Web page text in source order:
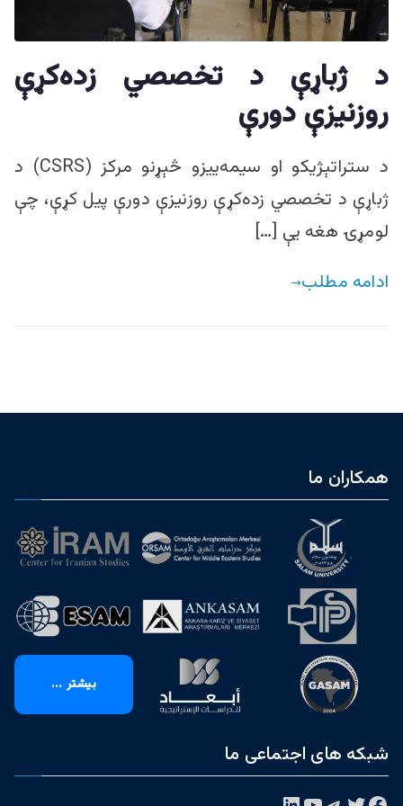
ییزو څېړنو
مرکز
د ژباړې د تخصصي زده‌کړې
روزنیزې دورې
د ستراتېژیکو او سیمه‌ییزو څېړنو مرکز (CSRS) د
ژباړې د تخصصي زده‌کړې روزنیزې دورې پیل کړې، چې
لومړۍ هغه یې […]
ادامه مطلب
همکاران ما
بیشتر ...
شبکه های اجتماعی ما